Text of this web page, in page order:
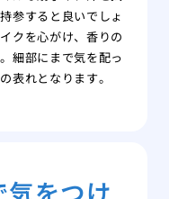
参すると良いでしょ
クを心がけ、香りの
細部にまで気を配っ
表れとなります。
をつけ